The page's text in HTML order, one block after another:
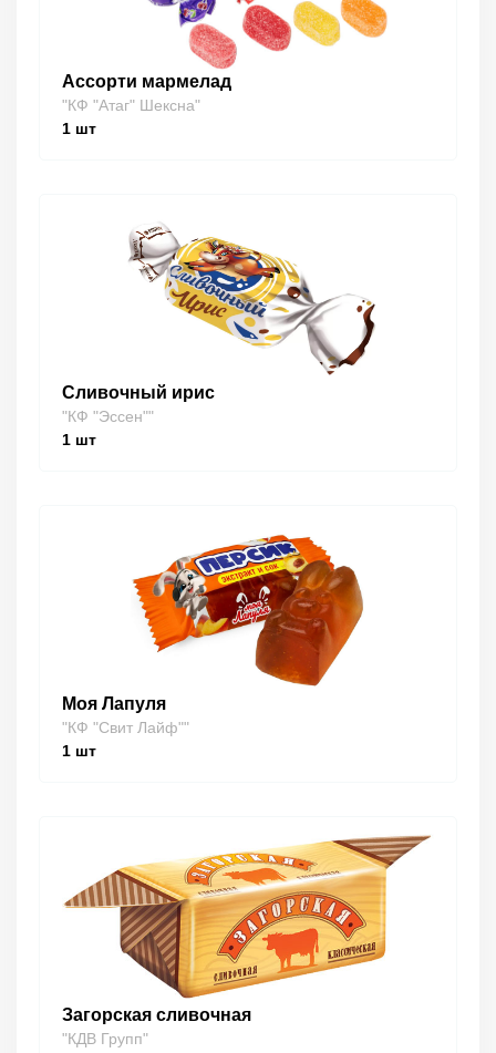
Ассорти мармелад
"КФ "Атаг" Шексна"
1 шт
Сливочный ирис
"КФ "Эссен""
1 шт
Моя Лапуля
"КФ "Свит Лайф""
1 шт
Загорская сливочная
"КДВ Групп"